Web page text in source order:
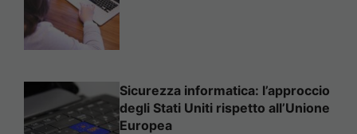
Sicurezza informatica: l’approccio
degli Stati Uniti rispetto all’Unione
Europea